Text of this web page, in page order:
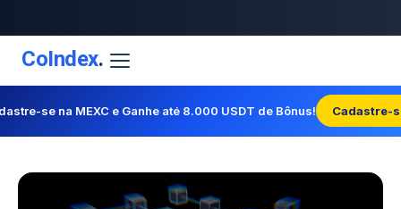
CoIndex.
se na MEXC e Ganhe até 8.000 USDT de Bônus! Cadastre-